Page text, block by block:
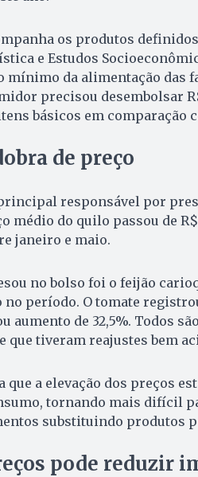
os produtos
e Estudos
mínimo da alimentação das
precisou desembolsar
básicos em comparação
de preço
responsável por
médio do quilo passou de R$
janeiro e maio.
no bolso foi o feijão
período. O tomate
aumento de 32,5%. Todos
que tiveram reajustes bem
que a elevação dos preços
tornando mais difícil
substituindo produtos
pode reduzir